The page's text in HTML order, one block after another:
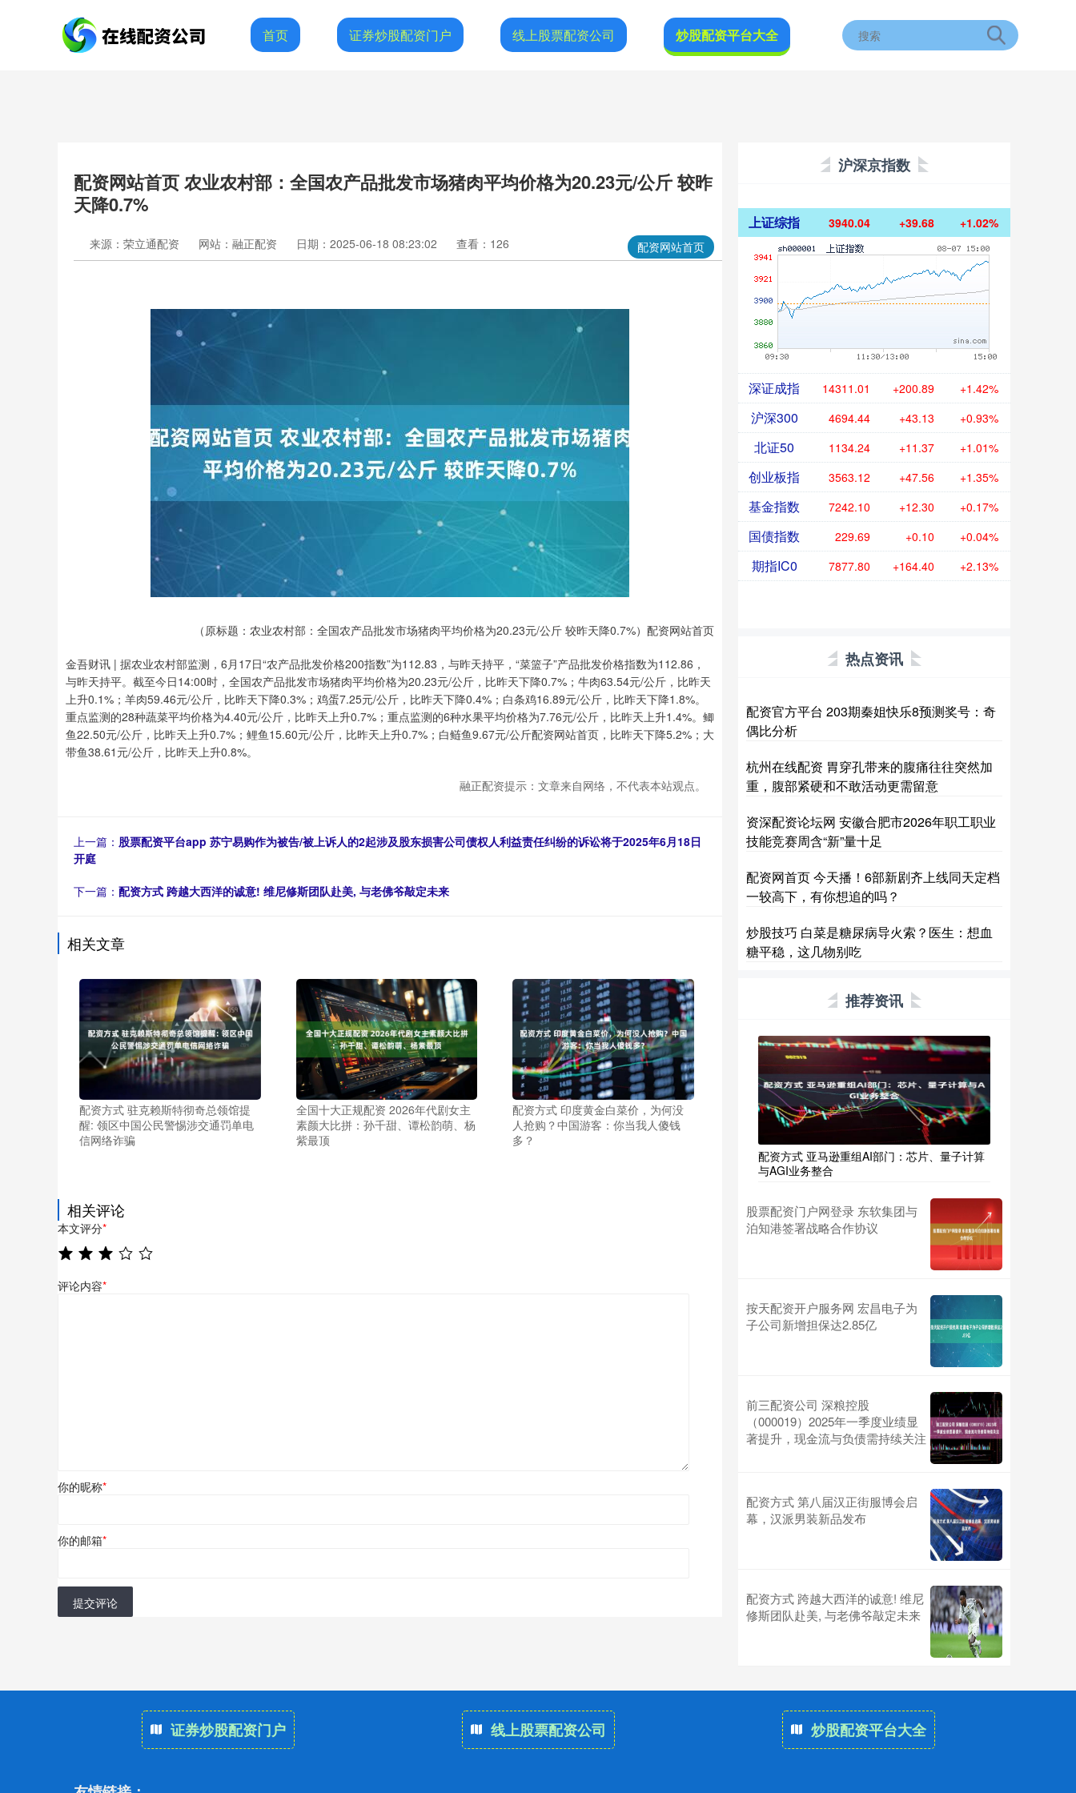
首页 证券炒股配资门户 线上股票配资公司 炒股配资平台大全
配资网站首页 农业农村部：全国农产品批发市场猪肉平均价格为20.23元/公斤 较昨
天降0.7%
配资网站首页
来源：荣立通配资 网站：融正配资 日期：2025-06-18 08:23:02 查看：126
（原标题：农业农村部：全国农产品批发市场猪肉平均价格为20.23元/公斤 较昨天降0.7%）配资网站首页
金吾财讯 | 据农业农村部监测，6月17日“农产品批发价格200指数”为112.83，与昨天持平，“菜篮子”产品批发价格指数为112.86，
与昨天持平。截至今日14:00时，全国农产品批发市场猪肉平均价格为20.23元/公斤，比昨天下降0.7%；牛肉63.54元/公斤，比昨天
上升0.1%；羊肉59.46元/公斤，比昨天下降0.3%；鸡蛋7.25元/公斤，比昨天下降0.4%；白条鸡16.89元/公斤，比昨天下降1.8%。
重点监测的28种蔬菜平均价格为4.40元/公斤，比昨天上升0.7%；重点监测的6种水果平均价格为7.76元/公斤，比昨天上升1.4%。鲫
鱼22.50元/公斤，比昨天上升0.7%；鲤鱼15.60元/公斤，比昨天上升0.7%；白鲢鱼9.67元/公斤配资网站首页，比昨天下降5.2%；大
带鱼38.61元/公斤，比昨天上升0.8%。
融正配资提示：文章来自网络，不代表本站观点。
上一篇： 股票配资平台app 苏宁易购作为被告/被上诉人的2起涉及股东损害公司债权人利益责任纠纷的诉讼将于2025年6月18日
开庭
下一篇： 配资方式 跨越大西洋的诚意! 维尼修斯团队赴美, 与老佛爷敲定未来
相关文章
配资方式 驻克赖斯特彻奇总领馆提
醒: 领区中国公民警惕涉交通罚单电
信网络诈骗
全国十大正规配资 2026年代剧女主
素颜大比拼：孙千甜、谭松韵萌、杨
紫最顶
配资方式 印度黄金白菜价，为何没
人抢购？中国游客：你当我人傻钱
多？
相关评论
本文评分*
评论内容*
你的昵称*
你的邮箱*
提交评论
沪深京指数
上证综指 3940.04 +39.68 +1.02%
深证成指 14311.01 +200.89 +1.42%
沪深300 4694.44 +43.13 +0.93%
北证50 1134.24 +11.37 +1.01%
创业板指 3563.12 +47.56 +1.35%
基金指数 7242.10 +12.30 +0.17%
国债指数 229.69 +0.10 +0.04%
期指IC0 7877.80 +164.40 +2.13%
热点资讯
配资官方平台 203期秦姐快乐8预测奖号：奇
偶比分析
杭州在线配资 胃穿孔带来的腹痛往往突然加
重，腹部紧硬和不敢活动更需留意
资深配资论坛网 安徽合肥市2026年职工职业
技能竞赛周含“新”量十足
配资网首页 今天播！6部新剧齐上线同天定档
一较高下，有你想追的吗？
炒股技巧 白菜是糖尿病导火索？医生：想血
糖平稳，这几物别吃
推荐资讯
配资方式 亚马逊重组AI部门：芯片、量子计算
与AGI业务整合
股票配资门户网登录 东软集团与
泊知港签署战略合作协议
按天配资开户服务网 宏昌电子为
子公司新增担保达2.85亿
前三配资公司 深粮控股
（000019）2025年一季度业绩显
著提升，现金流与负债需持续关注
配资方式 第八届汉正街服博会启
幕，汉派男装新品发布
配资方式 跨越大西洋的诚意! 维尼
修斯团队赴美, 与老佛爷敲定未来
证券炒股配资门户 线上股票配资公司 炒股配资平台大全